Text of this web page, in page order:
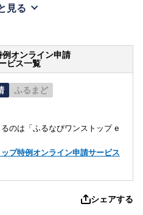
見る
オンライン申請
ビス一覧
ふるまど
のは「ふるなびワンストップ e
プ特例オンライン申請サービス
シェアする